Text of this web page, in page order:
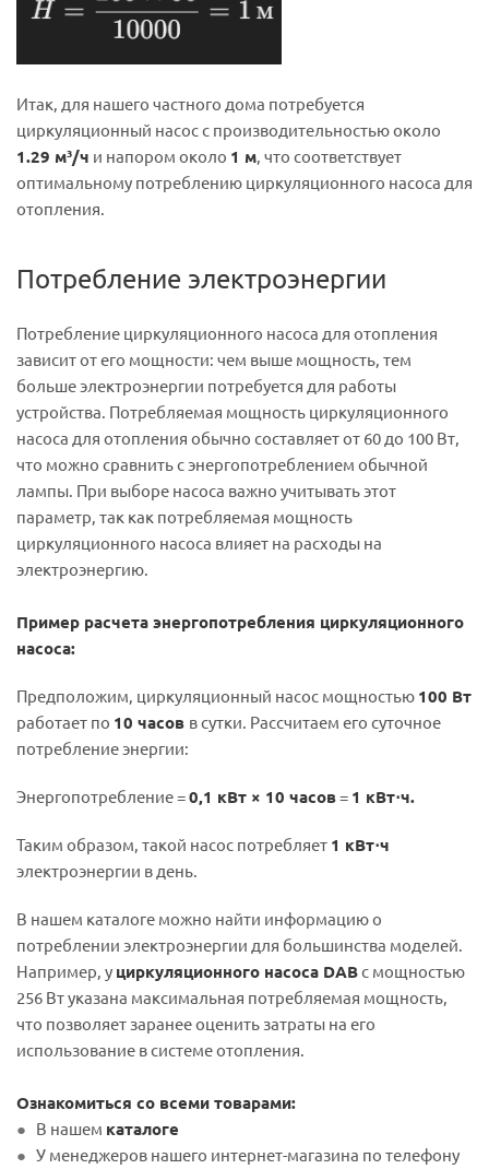
Итак, для нашего частного дома потребуется
циркуляционный насос с производительностью около
1.29 м³/ч и напором около 1 м, что соответствует
оптимальному потреблению циркуляционного насоса для
отопления.
Потребление электроэнергии
Потребление циркуляционного насоса для отопления
зависит от его мощности: чем выше мощность, тем
больше электроэнергии потребуется для работы
устройства. Потребляемая мощность циркуляционного
насоса для отопления обычно составляет от 60 до 100 Вт,
что можно сравнить с энергопотреблением обычной
лампы. При выборе насоса важно учитывать этот
параметр, так как потребляемая мощность
циркуляционного насоса влияет на расходы на
электроэнергию.
Пример расчета энергопотребления циркуляционного
насоса:
Предположим, циркуляционный насос мощностью 100 Вт
работает по 10 часов в сутки. Рассчитаем его суточное
потребление энергии:
Энергопотребление =0,1 кВт × 10 часов= 1 кВт⋅ч.
Таким образом, такой насос потребляет 1 кВт⋅ч
электроэнергии в день.
В нашем каталоге можно найти информацию о
потреблении электроэнергии для большинства моделей.
Например, у циркуляционного насоса DABс мощностью
256 Вт указана максимальная потребляемая мощность,
что позволяет заранее оценить затраты на его
использование в системе отопления.
Ознакомиться со всеми товарами:
В нашем каталоге
У менеджеров нашего интернет-магазина по телефону